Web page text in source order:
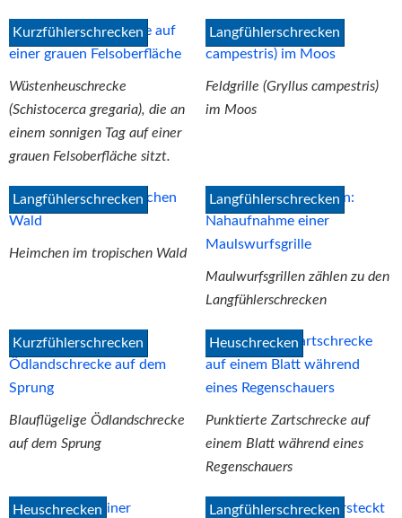
Kurzfühlerschrecken
Wüstenheuschrecke
(Schistocerca gregaria), die an
einem sonnigen Tag auf einer
grauen Felsoberfläche sitzt.
Langfühlerschrecken
Feldgrille (Gryllus campestris)
im Moos
Langfühlerschrecken
Heimchen im tropischen Wald
Langfühlerschrecken
Maulwurfsgrillen zählen zu den
Langfühlerschrecken
Kurzfühlerschrecken
Blauflügelige Ödlandschrecke
auf dem Sprung
Heuschrecken
Punktierte Zartschrecke auf
einem Blatt während eines
Regenschauers
Heuschrecken Langfühlerschrecken